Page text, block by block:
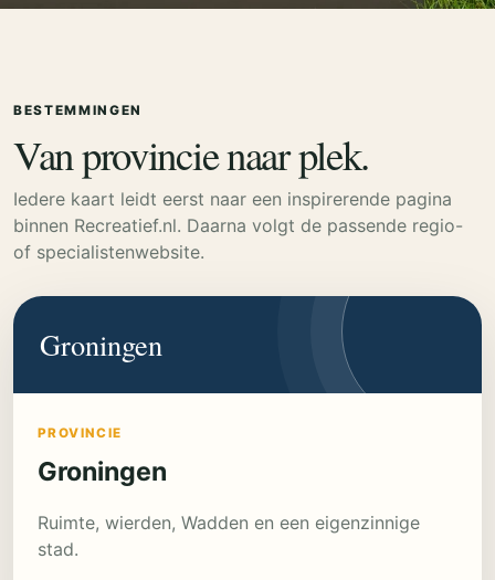
BESTEMMINGEN
Van provincie naar plek.
Iedere kaart leidt eerst naar een inspirerende pagina
binnen Recreatief.nl. Daarna volgt de passende regio-
of specialistenwebsite.
Groningen
PROVINCIE
Groningen
Ruimte, wierden, Wadden en een eigenzinnige
stad.